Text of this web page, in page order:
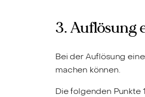
3. Auflösung
Bei der Auflösung
machen können.
Die folgenden Punkte